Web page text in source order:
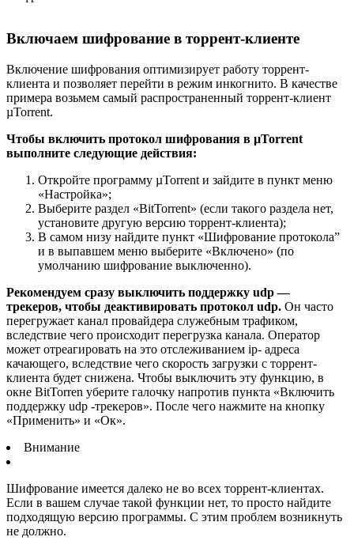
Включаем шифрование в торрент-клиенте
Включение шифрования оптимизирует работу торрент-
клиента и позволяет перейти в режим инкогнито. В качестве
примера возьмем самый распространенный торрент-клиент
µTorrent.
Чтобы включить протокол шифрования в µTorrent
выполните следующие действия:
Откройте программу µTorrent и зайдите в пункт меню
«Настройка»;
Выберите раздел «BitTorrent» (если такого раздела нет,
установите другую версию торрент-клиента);
В самом низу найдите пункт «Шифрование протокола”
и в выпавшем меню выберите «Включено» (по
умолчанию шифрование выключенно).
Рекомендуем сразу выключить поддержку udp —
трекеров, чтобы деактивировать протокол udp. Он часто
перегружает канал провайдера служебным трафиком,
вследствие чего происходит перегрузка канала. Оператор
может отреагировать на это отслеживанием ip- адреса
качающего, вследствие чего скорость загрузки с торрент-
клиента будет снижена. Чтобы выключить эту функцию, в
окне BitTorren уберите галочку напротив пункта «Включить
поддержку udp -трекеров». После чего нажмите на кнопку
«Применить» и «Ок».
Внимание
Шифрование имеется далеко не во всех торрент-клиентах.
Если в вашем случае такой функции нет, то просто найдите
подходящую версию программы. С этим проблем возникнуть
не должно.